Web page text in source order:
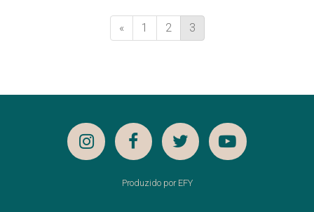
« 1 2 3
Produzido por EFY